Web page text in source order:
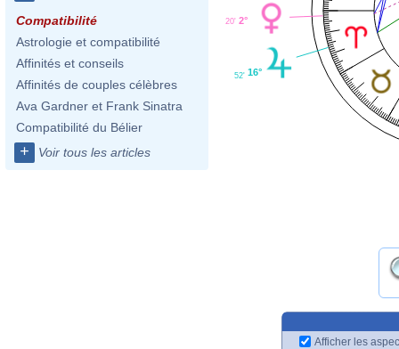
Compatibilité
Astrologie et compatibilité
Affinités et conseils
Affinités de couples célèbres
Ava Gardner et Frank Sinatra
Compatibilité du Bélier
+ Voir tous les articles
2°
20'
16°
52'
Afficher les